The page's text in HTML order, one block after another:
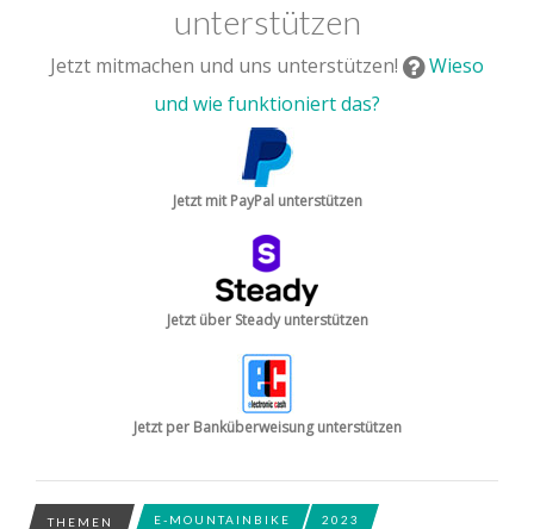
unterstützen
Jetzt mitmachen und uns unterstützen!
Wieso
und wie funktioniert das?
Jetzt mit PayPal unterstützen
Jetzt über Steady unterstützen
Jetzt per Banküberweisung unterstützen
THEMEN E-MOUNTAINBIKE 2023